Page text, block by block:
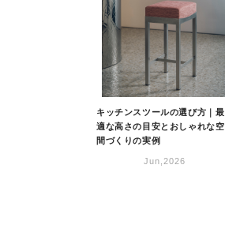
キッチンスツールの選び方｜最
適な高さの目安とおしゃれな空
間づくりの実例
Jun,2026